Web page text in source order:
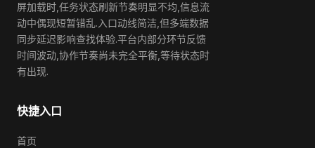
屏加载时,任务状态刷新节奏明显不均,信息流
动中偶现短暂错乱.入口动线简洁,但多端数据
同步延迟影响查找体验.平台内部分环节反馈
时间波动,协作节奏尚未完全平衡,等待状态时
有出现.
快捷入口
首页